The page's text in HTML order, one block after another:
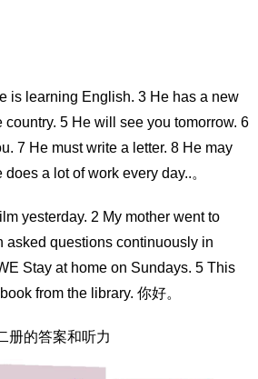
is learning English. 3 He has a new
country. 5 He will see you tomorrow. 6
7 He must write a letter. 8 He may
a lot of work every day..。
yesterday. 2 My mother went to
asked questions continuously in
Stay at home on Sundays. 5 This
from the library. 你好。
册的答案和听力